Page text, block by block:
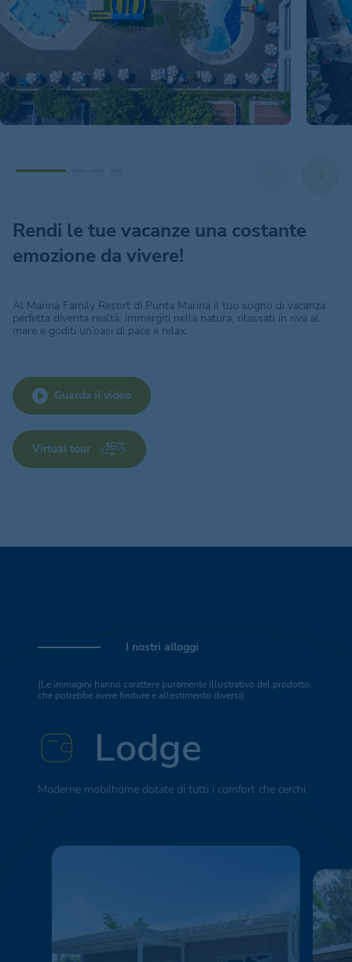
Rendi le tue vacanze una costante
emozione da vivere!
Al Marina Family Resort di Punta Marina il tuo sogno di vacanza
perfetta diventa realtà: immergiti nella natura, rilassati in riva al
mare e goditi un’oasi di pace e relax.
Guarda il video
Virtual tour
I nostri alloggi
(Le immagini hanno carattere puramente illustrativo del prodotto,
che potrebbe avere finiture e allestimento diversi)
Lodge
Moderne mobilhome dotate di tutti i comfort che cerchi.